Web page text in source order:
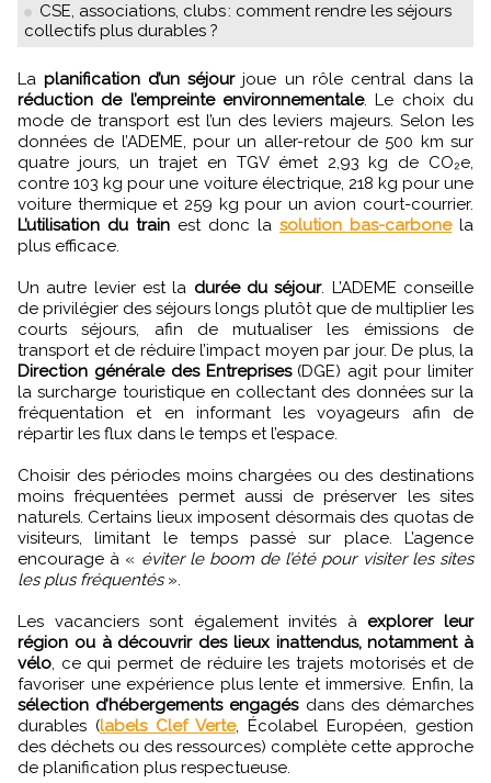
CSE, associations, clubs : comment rendre les séjours
collectifs plus durables ?
Laplanification d’un séjourjoue un rôle central dans la
réduction de l’empreinte environnementale. Le choix du
mode de transport est l’un des leviers majeurs. Selon les
données de l’ADEME, pour un aller-retour de 500 km sur
quatre jours, un trajet en TGV émet 2,93 kg de CO₂e,
contre 103 kg pour une voiture électrique, 218 kg pour une
voiture thermique et 259 kg pour un avion court-courrier.
L’utilisation du train est donc la solution bas-carbonela
plus efficace.
Un autre levier est la durée du séjour. L’ADEME conseille
de privilégier des séjours longs plutôt que de multiplier les
courts séjours, afin de mutualiser les émissions de
transport et de réduire l’impact moyen par jour. De plus, la
Direction générale des Entreprises(DGE) agit pour limiter
la surcharge touristique en collectant des données sur la
fréquentation et en informant les voyageurs afin de
répartir les flux dans le temps et l’espace.
Choisir des périodes moins chargées ou des destinations
moins fréquentées permet aussi de préserver les sites
naturels. Certains lieux imposent désormais des quotas de
visiteurs, limitant le temps passé sur place. L’agence
encourage à « éviter le boom de l’été pour visiter les sites
les plus fréquentés».
Les vacanciers sont également invités à explorer leur
région ou à découvrir des lieux inattendus, notamment à
vélo, ce qui permet de réduire les trajets motorisés et de
favoriser une expérience plus lente et immersive. Enfin, la
sélection d’hébergements engagésdans des démarches
durables (labels Clef Verte, Écolabel Européen, gestion
des déchets ou des ressources) complète cette approche
de planification plus respectueuse.